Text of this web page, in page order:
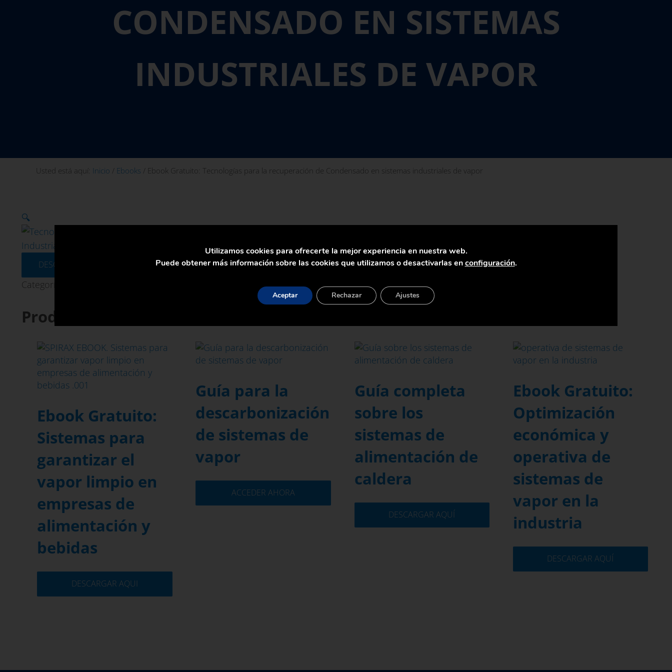
CONDENSADO EN SISTEMAS
INDUSTRIALES DE VAPOR
Usted está aquí: Inicio / Ebooks / Ebook Gratuito: Tecnologías para la recuperación de Condensado en sistemas industriales de vapor
🔍
DESCARGAR
Categoría:
Productos relacionados
Ebook Gratuito: ​
Sistemas para
garantizar el
vapor limpio en
empresas de
alimentación y
bebidas
DESCARGAR AQUI
Guía para la
descarbonización
de sistemas de
vapor
ACCEDER AHORA
Guía completa
sobre los
sistemas de
alimentación de
caldera
DESCARGAR AQUÍ
Ebook Gratuito:
Optimización
económica y
operativa de
sistemas de
vapor en la
industria
DESCARGAR AQUÍ
Utilizamos cookies para ofrecerte la mejor experiencia en nuestra web.
Puede obtener más información sobre las cookies que utilizamos o desactivarlas enconfiguración.
Aceptar Rechazar Ajustes